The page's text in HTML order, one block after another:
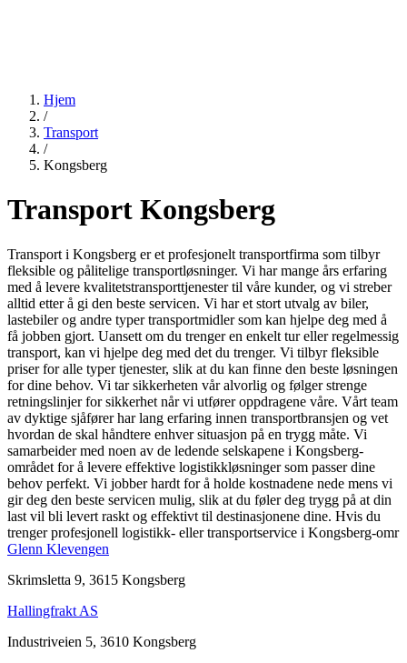
Hjem
/
Transport
/
Kongsberg
Transport Kongsberg
Transport i Kongsberg er et profesjonelt transportfirma som tilbyr
fleksible og pålitelige transportløsninger. Vi har mange års erfaring
med å levere kvalitetstransporttjenester til våre kunder, og vi streber
alltid etter å gi den beste servicen. Vi har et stort utvalg av biler,
lastebiler og andre typer transportmidler som kan hjelpe deg med å
få jobben gjort. Uansett om du trenger en enkelt tur eller regelmessig
transport, kan vi hjelpe deg med det du trenger. Vi tilbyr fleksible
priser for alle typer tjenester, slik at du kan finne den beste løsningen
for dine behov. Vi tar sikkerheten vår alvorlig og følger strenge
retningslinjer for sikkerhet når vi utfører oppdragene våre. Vårt team
av dyktige sjåfører har lang erfaring innen transportbransjen og vet
hvordan de skal håndtere enhver situasjon på en trygg måte. Vi
samarbeider med noen av de ledende selskapene i Kongsberg-
området for å levere effektive logistikkløsninger som passer dine
behov perfekt. Vi jobber hardt for å holde kostnadene nede mens vi
gir deg den beste servicen mulig, slik at du føler deg trygg på at din
last vil bli levert raskt og effektivt til destinasjonene dine. Hvis du
trenger profesjonell logistikk- eller transportservice i Kongsberg-omr
Glenn Klevengen
Skrimsletta 9, 3615 Kongsberg
Hallingfrakt AS
Industriveien 5, 3610 Kongsberg